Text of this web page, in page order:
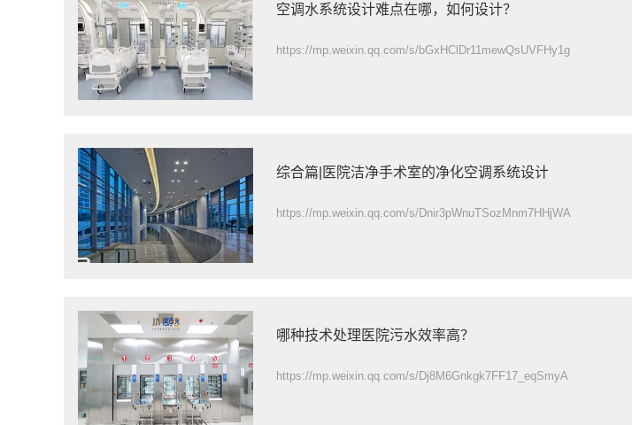
空调水系统设计难点在哪，如何设计？
https://mp.weixin.qq.com/s/bGxHClDr11mewQsUVFHy1g
综合篇|医院洁净手术室的净化空调系统设计
https://mp.weixin.qq.com/s/Dnir3pWnuTSozMnm7HHjWA
哪种技术处理医院污水效率高？
https://mp.weixin.qq.com/s/Dj8M6Gnkgk7FF17_eqSmyA